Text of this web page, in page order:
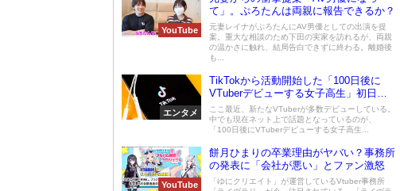
YouTube
て」。ぷろたんは両親に報告できるか？
元妻レイナがぷろたんにAV男優としての出演を提
案。重大な相談のため下田の実家を訪れるが、両親
の温かさに触れ、結局告白できずに終わる。離婚後
も...
エンタメ
TikTokから活動開始した「100日後に
VTuberデビューする女子高生」初日か
らバズって話題
ここ最近、新たなVTuberが多数デビューしている。
中でも現在ネット上で話題となっているのが、
「100日後にVTuberデビューする女子高生...
YouTube
餅月ひまりの卒業理由がヤバい？事務所
の発表に「会社が悪い」とファン激怒
「ゆにクリエイト」が運営しているVtuber事務所